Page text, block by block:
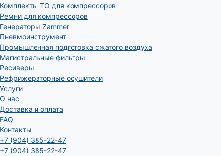
Комплекты ТО для компрессоров
Ремни для компрессоров
Генераторы Zammer
Пневмоинструмент
Промышленная подготовка сжатого воздуха
Магистральные фильтры
Ресиверы
Рефрижераторные осушители
Услуги
О нас
Доставка и оплата
FAQ
Контакты
+7 (904) 385-22-47
+7 (904) 385-22-47